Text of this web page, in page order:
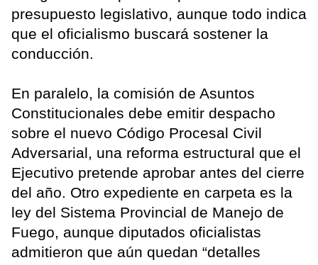
presupuesto legislativo, aunque todo indica
que el oficialismo buscará sostener la
conducción.
En paralelo, la comisión de Asuntos
Constitucionales debe emitir despacho
sobre el nuevo Código Procesal Civil
Adversarial, una reforma estructural que el
Ejecutivo pretende aprobar antes del cierre
del año. Otro expediente en carpeta es la
ley del Sistema Provincial de Manejo de
Fuego, aunque diputados oficialistas
admitieron que aún quedan “detalles